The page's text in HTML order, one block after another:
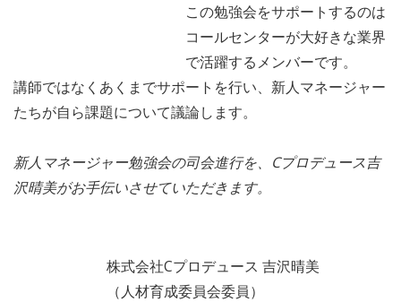
この勉強会をサポートするのは
コールセンターが大好きな業界
で活躍するメンバーです。
講師ではなくあくまでサポートを行い、新人マネージャー
たちが自ら課題について議論します。
新人マネージャー勉強会の司会進行を、Cプロデュース吉
沢晴美がお手伝いさせていただきます。
株式会社Cプロデュース 吉沢晴美
（人材育成委員会委員）